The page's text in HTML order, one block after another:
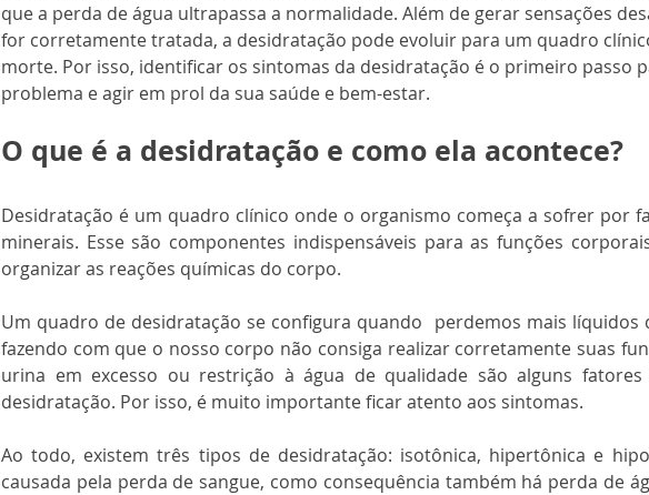
que a perda de água ultrapassa a normalidade. Além de gerar sensações
for corretamente tratada, a desidratação pode evoluir para um quadro
morte. Por isso, identificar os sintomas da desidratação é o primeiro passo
problema e agir em prol da sua saúde e bem-estar.
O que é a desidratação e como ela acontece?
Desidratação é um quadro clínico onde o organismo começa a sofrer por
minerais. Esse são componentes indispensáveis para as funções
organizar as reações químicas do corpo.
Um quadro de desidratação se configura quando  perdemos mais líquidos
fazendo com que o nosso corpo não consiga realizar corretamente suas
urina em excesso ou restrição à água de qualidade são alguns
desidratação. Por isso, é muito importante ficar atento aos sintomas.
Ao todo, existem três tipos de desidratação: isotônica, hipertônica e
causada pela perda de sangue, como consequência também há perda de